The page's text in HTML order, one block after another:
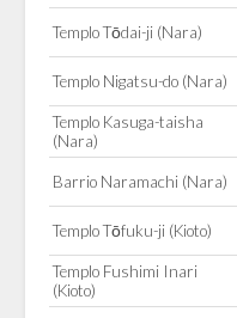
Templo Tōdai-ji (Nara)
Templo Nigatsu-do (Nara)
Templo Kasuga-taisha
(Nara)
Barrio Naramachi (Nara)
Templo Tōfuku-ji (Kioto)
Templo Fushimi Inari
(Kioto)